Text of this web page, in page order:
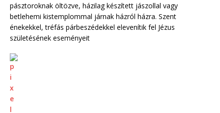
pásztoroknak öltözve, házilag készített jászollal vagy
betlehemi kistemplommal járnak házról házra. Szent
énekekkel, tréfás párbeszédekkel elevenítik fel Jézus
születésének eseményeit